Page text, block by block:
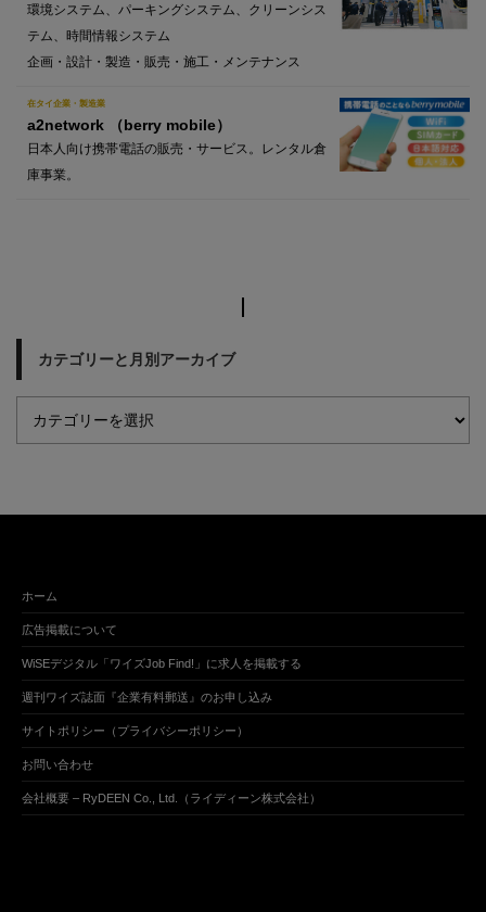
環境システム、パーキングシステム、クリーンシス
テム、時間情報システム
企画・設計・製造・販売・施工・メンテナンス
在タイ企業・製造業
a2network （berry mobile）
日本人向け携帯電話の販売・サービス。レンタル倉
庫事業。
カテゴリーと月別アーカイブ
ホーム
広告掲載について
WiSEデジタル「ワイズJob Find!」に求人を掲載する
週刊ワイズ誌面『企業有料郵送』のお申し込み
サイトポリシー（プライバシーポリシー）
お問い合わせ
会社概要 – RyDEEN Co., Ltd.（ライディーン株式会社）